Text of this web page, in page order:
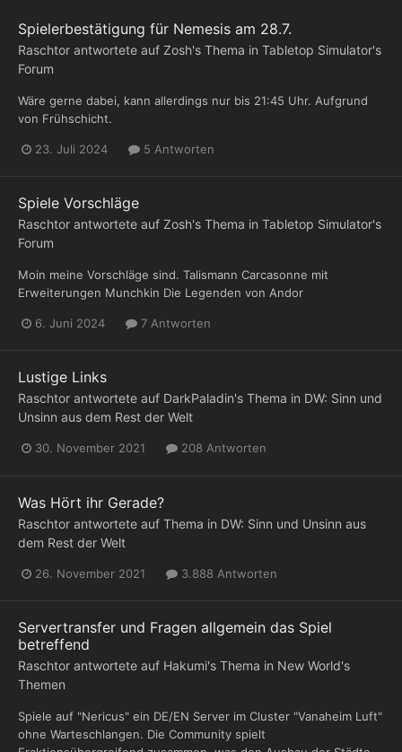
Spielerbestätigung für Nemesis am 28.7.
Raschtor antwortete auf Zosh's Thema in Tabletop Simulator's
Forum
Wäre gerne dabei, kann allerdings nur bis 21:45 Uhr. Aufgrund
von Frühschicht.
23. Juli 2024 5 Antworten
Spiele Vorschläge
Raschtor antwortete auf Zosh's Thema in Tabletop Simulator's
Forum
Moin meine Vorschläge sind. Talismann Carcasonne mit
Erweiterungen Munchkin Die Legenden von Andor
6. Juni 2024 7 Antworten
Lustige Links
Raschtor antwortete auf DarkPaladin's Thema in DW: Sinn und
Unsinn aus dem Rest der Welt
30. November 2021 208 Antworten
Was Hört ihr Gerade?
Raschtor antwortete auf Thema in DW: Sinn und Unsinn aus
dem Rest der Welt
26. November 2021 3.888 Antworten
Servertransfer und Fragen allgemein das Spiel
betreffend
Raschtor antwortete auf Hakumi's Thema in New World's
Themen
Spiele auf "Nericus" ein DE/EN Server im Cluster "Vanaheim Luft"
ohne Warteschlangen. Die Community spielt